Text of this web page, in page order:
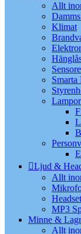
Allt
Klimat
Smarta
Lampor
Ljud &
Allt
Headset
MP3
Minne &
Allt